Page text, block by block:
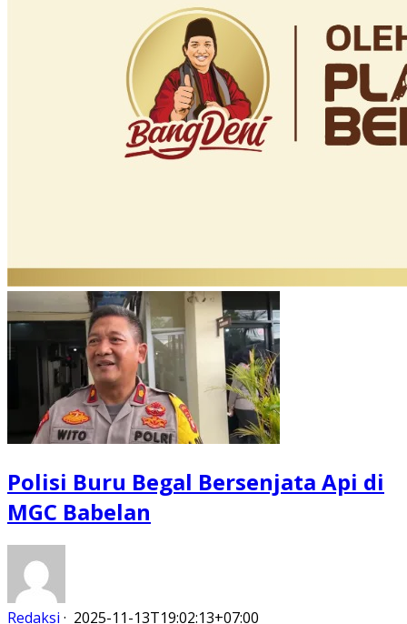
Polisi Buru Begal Bersenjata Api di
MGC Babelan
Redaksi · 2025-11-13T19:02:13+07:00